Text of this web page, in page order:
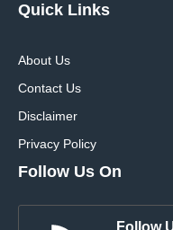
Quick Links
About Us
Contact Us
Disclaimer
Privacy Policy
Follow Us On